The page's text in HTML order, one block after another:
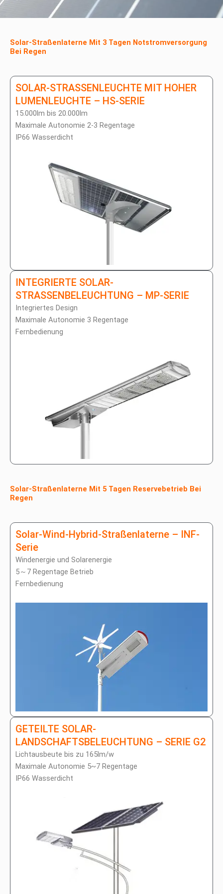
Solar-Straßenlaterne Mit 3 Tagen Notstromversorgung
Bei Regen
SOLAR-STRASSENLEUCHTE MIT HOHER
LUMENLEUCHTE – HS-SERIE
15.000lm bis 20.000lm
Maximale Autonomie 2-3 Regentage
IP66 Wasserdicht
INTEGRIERTE SOLAR-
STRASSENBELEUCHTUNG – MP-SERIE
Integriertes Design
Maximale Autonomie 3 Regentage
Fernbedienung
Solar-Straßenlaterne Mit 5 Tagen Reservebetrieb Bei
Regen
Solar-Wind-Hybrid-Straßenlaterne – INF-
Serie
Windenergie und Solarenergie
5～7 Regentage Betrieb
Fernbedienung
GETEILTE SOLAR-
LANDSCHAFTSBELEUCHTUNG – SERIE G2
Lichtausbeute bis zu 165lm/w
Maximale Autonomie 5~7 Regentage
IP66 Wasserdicht